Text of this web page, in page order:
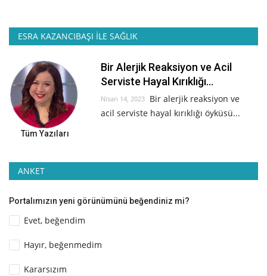
ESRA KAZANCIBAŞI İLE SAĞLIK
Bir Alerjik Reaksiyon ve Acil
Serviste Hayal Kırıklığı...
Nisan 14, 2023 Bir alerjik reaksiyon ve
acil serviste hayal kırıklığı öyküsü...
Tüm Yazıları
ANKET
Portalımızın yeni görünümünü beğendiniz mi?
Evet, beğendim
Hayır, beğenmedim
Kararsızım